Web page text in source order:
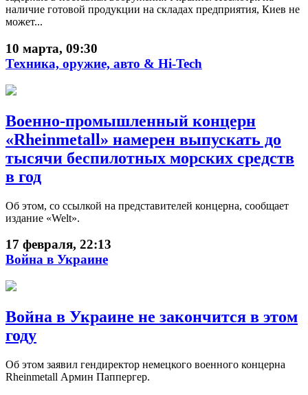
наличие готовой продукции на складах предприятия, Киев не
может...
10 марта, 09:30
Техника, оружие, авто & Hi-Tech
Военно-промышленный концерн
«Rheinmetall» намерен выпускать до
тысячи беспилотных морских средств
в год
Об этом, со ссылкой на представителей концерна, сообщает
издание «Welt».
17 февраля, 22:13
Война в Украине
Война в Украине не закончится в этом
году
Об этом заявил гендиректор немецкого военного концерна
Rheinmetall Армин Паппергер.